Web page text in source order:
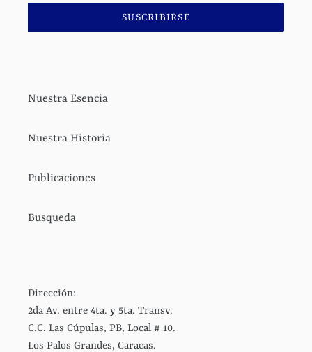
SUSCRIBIRSE
Nuestra Esencia
Nuestra Historia
Publicaciones
Busqueda
Dirección:
2da Av. entre 4ta. y 5ta. Transv.
C.C. Las Cúpulas, PB, Local # 10.
Los Palos Grandes, Caracas.